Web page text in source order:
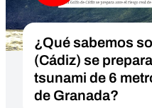
¿Qué sabemos
(Cádiz) se
tsunami de 6
de Granada?